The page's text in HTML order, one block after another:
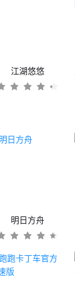
江湖悠悠
明日方舟